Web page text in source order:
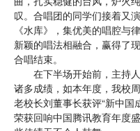
叹。合唱团的同学们接着又
《水库》，集优美的唱腔与
新颖的唱法相融合，赢得了
合唱结束。
在下半场开始前，主持人
诸多成绩，如本年度，我校
老校长刘董事长获评“新中国
荣获回响中国腾讯教育年度